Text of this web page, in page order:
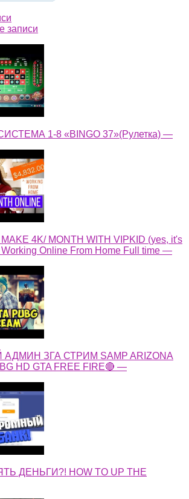
записи
1-8 «BINGO 37»(Рулетка) —
4K/ MONTH WITH VIPKID (yes, it's
Online From Home Full time —
ЗГА СТРИМ SAMP ARIZONA
HD GTA FREE FIRE🔴 —
ДЕНЬГИ?! HOW TO UP THE